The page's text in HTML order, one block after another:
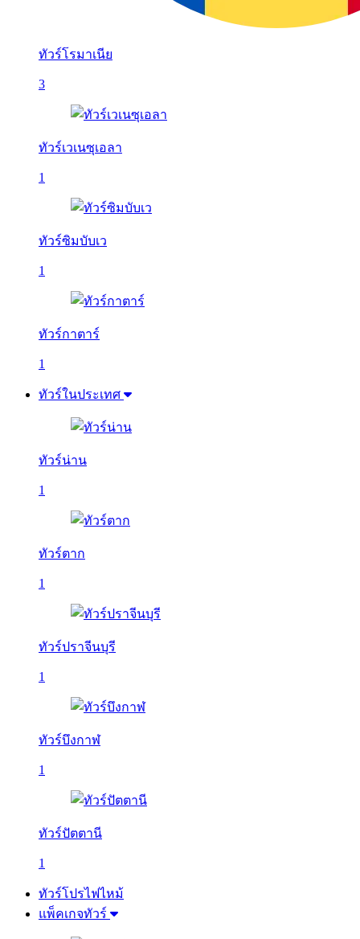
ทัวร์โรมาเนีย
3
ทัวร์เวเนซุเอลา
1
ทัวร์ซิมบับเว
1
ทัวร์กาตาร์
1
ทัวร์ในประเทศ
ทัวร์น่าน
1
ทัวร์ตาก
1
ทัวร์ปราจีนบุรี
1
ทัวร์บึงกาฬ
1
ทัวร์ปัตตานี
1
ทัวร์โปรไฟไหม้
แพ็คเกจทัวร์